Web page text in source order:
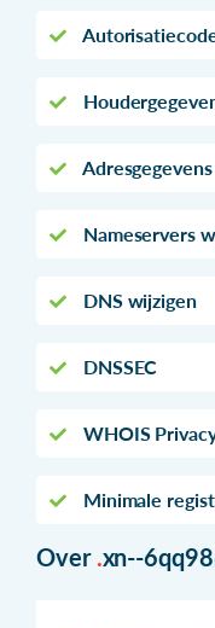
Nameservers
DNS wijzigen
DNSSEC
WHOIS
Minimale
Over .xn--